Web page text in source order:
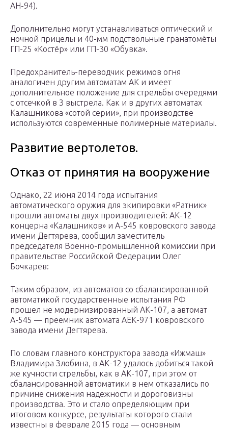
АН-94).
Дополнительно могут устанавливаться оптический и
ночной прицелы и 40-мм подствольные гранатомёты
ГП-25 «Костёр» или ГП-30 «Обувка».
Предохранитель-переводчик режимов огня
аналогичен другим автоматам АК и имеет
дополнительное положение для стрельбы очередями
с отсечкой в 3 выстрела. Как и в других автоматах
Калашникова «сотой серии», при производстве
используются современные полимерные материалы.
Развитие вертолетов.
Отказ от принятия на вооружение
Однако, 22 июня 2014 года испытания
автоматического оружия для экипировки «Ратник»
прошли автоматы двух производителей: АК-12
концерна «Калашников» и А-545 ковровского завода
имени Дегтярева, сообщил заместитель
председателя Военно-промышленной комиссии при
правительстве Российской Федерации Олег
Бочкарев:
Таким образом, из автоматов со сбалансированной
автоматикой государственные испытания РФ
прошел не модернизированный АК-107, а автомат
А-545 — преемник автомата АЕК-971 ковровского
завода имени Дегтярева.
По словам главного конструктора завода «Ижмаш»
Владимира Злобина, в АК-12 удалось добиться такой
же кучности стрельбы, как в АК-107, при этом от
сбалансированной автоматики в нем отказались по
причине снижения надежности и дороговизны
производства. Это и стало определяющим при
итоговом конкурсе, результаты которого стали
известны в феврале 2015 года — основным